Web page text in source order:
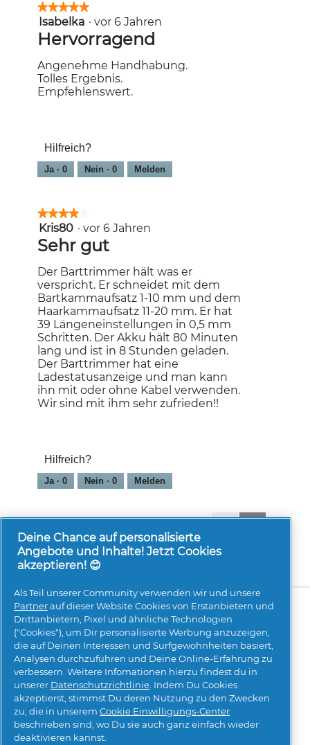
★★★★★
★★★★★
5
von
5
Sternen.
Isabelka · vor 6 Jahren
Hervorragend
Angenehme Handhabung.
Tolles Ergebnis.
Empfehlenswert.
Hilfreich?
Ja · 0 Nein · 0 Melden
★★★★★
★★★★★
4
von
5
Sternen.
Kris80 · vor 6 Jahren
Sehr gut
Der Barttrimmer hält was er
verspricht. Er schneidet mit dem
Bartkammaufsatz 1-10 mm und dem
Haarkammaufsatz 11-20 mm. Er hat
39 Längeneinstellungen in 0,5 mm
Schritten. Der Akku hält 80 Minuten
lang und ist in 8 Stunden geladen.
Der Barttrimmer hat eine
Ladestatusanzeige und man kann
ihn mit oder ohne Kabel verwenden.
Wir sind mit ihm sehr zufrieden!!
Hilfreich?
Ja · 0 Nein · 0 Melden
Über uns Kontakt pg.com besuchen
Mehr Inspiration
Meine Daten Geschäftsbedingungen
Deine Chance auf personalisierte
Angebote und Inhalte! Jetzt Cookies
akzeptieren! 😊
Als Teil unserer Community verwenden wir und unsere
Partnerauf dieser Website Cookies von Erstanbietern und
Drittanbietern, Pixel und ähnliche Technologien
("Cookies"), um Dir personalisierte Werbung anzuzeigen,
die auf Deinen Interessen und Surfgewohnheiten basiert,
Analysen durchzuführen und Deine Online-Erfahrung zu
verbessern. Weitere Infomationen hierzu findest du in
unserer Datenschutzrichtlinie. Indem Du Cookies
akzeptierst, stimmst Du deren Nutzung zu den Zwecken
zu, die in unserem Cookie Einwilligungs-Center
beschrieben sind, wo Du sie auch ganz einfach wieder
deaktivieren kannst.